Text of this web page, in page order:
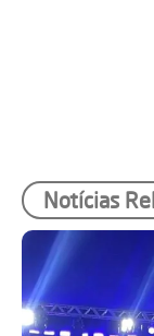
Notícias